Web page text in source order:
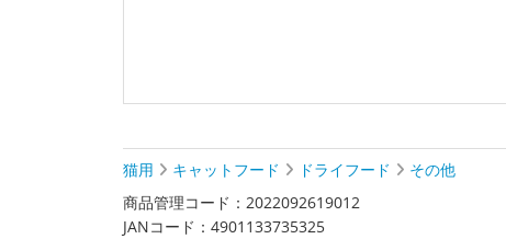
猫用 キャットフード ドライフード
その他
商品管理コード：2022092619012
JANコード：4901133735325